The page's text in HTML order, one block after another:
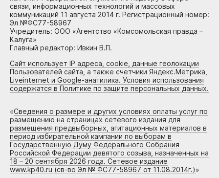
связи, информационных технологий и массовых
коммуникаций 11 августа 2014 г. Регистрационный номер:
Эл №ФС77-58967
Учредитель: ООО «Агентство «Комсомольская правда –
Калуга»
Главный редактор: Ивкин В.П.
Сайт использует IP адреса, cookie, данные геолокации
Пользователей сайта, а также счетчики Яндекс.Метрика,
Liveinternet и Google-анатилика. Условия использования
содержатся в Политике по защите персональных данных.
«Сведения о размере и других условиях оплаты услуг по
размещению на страницах сетевого издания для
размещения предвыборных, агитационных материалов в
период избирательной кампании по выборам в
Государственную Думу Федерального Собрания
Российской Федерации девятого созыва, назначенных на
18 – 20 сентября 2026 года. Сетевое издание
www.kp40.ru (св-во Эл № ФС77-58967 от 11.08.2014г.)»